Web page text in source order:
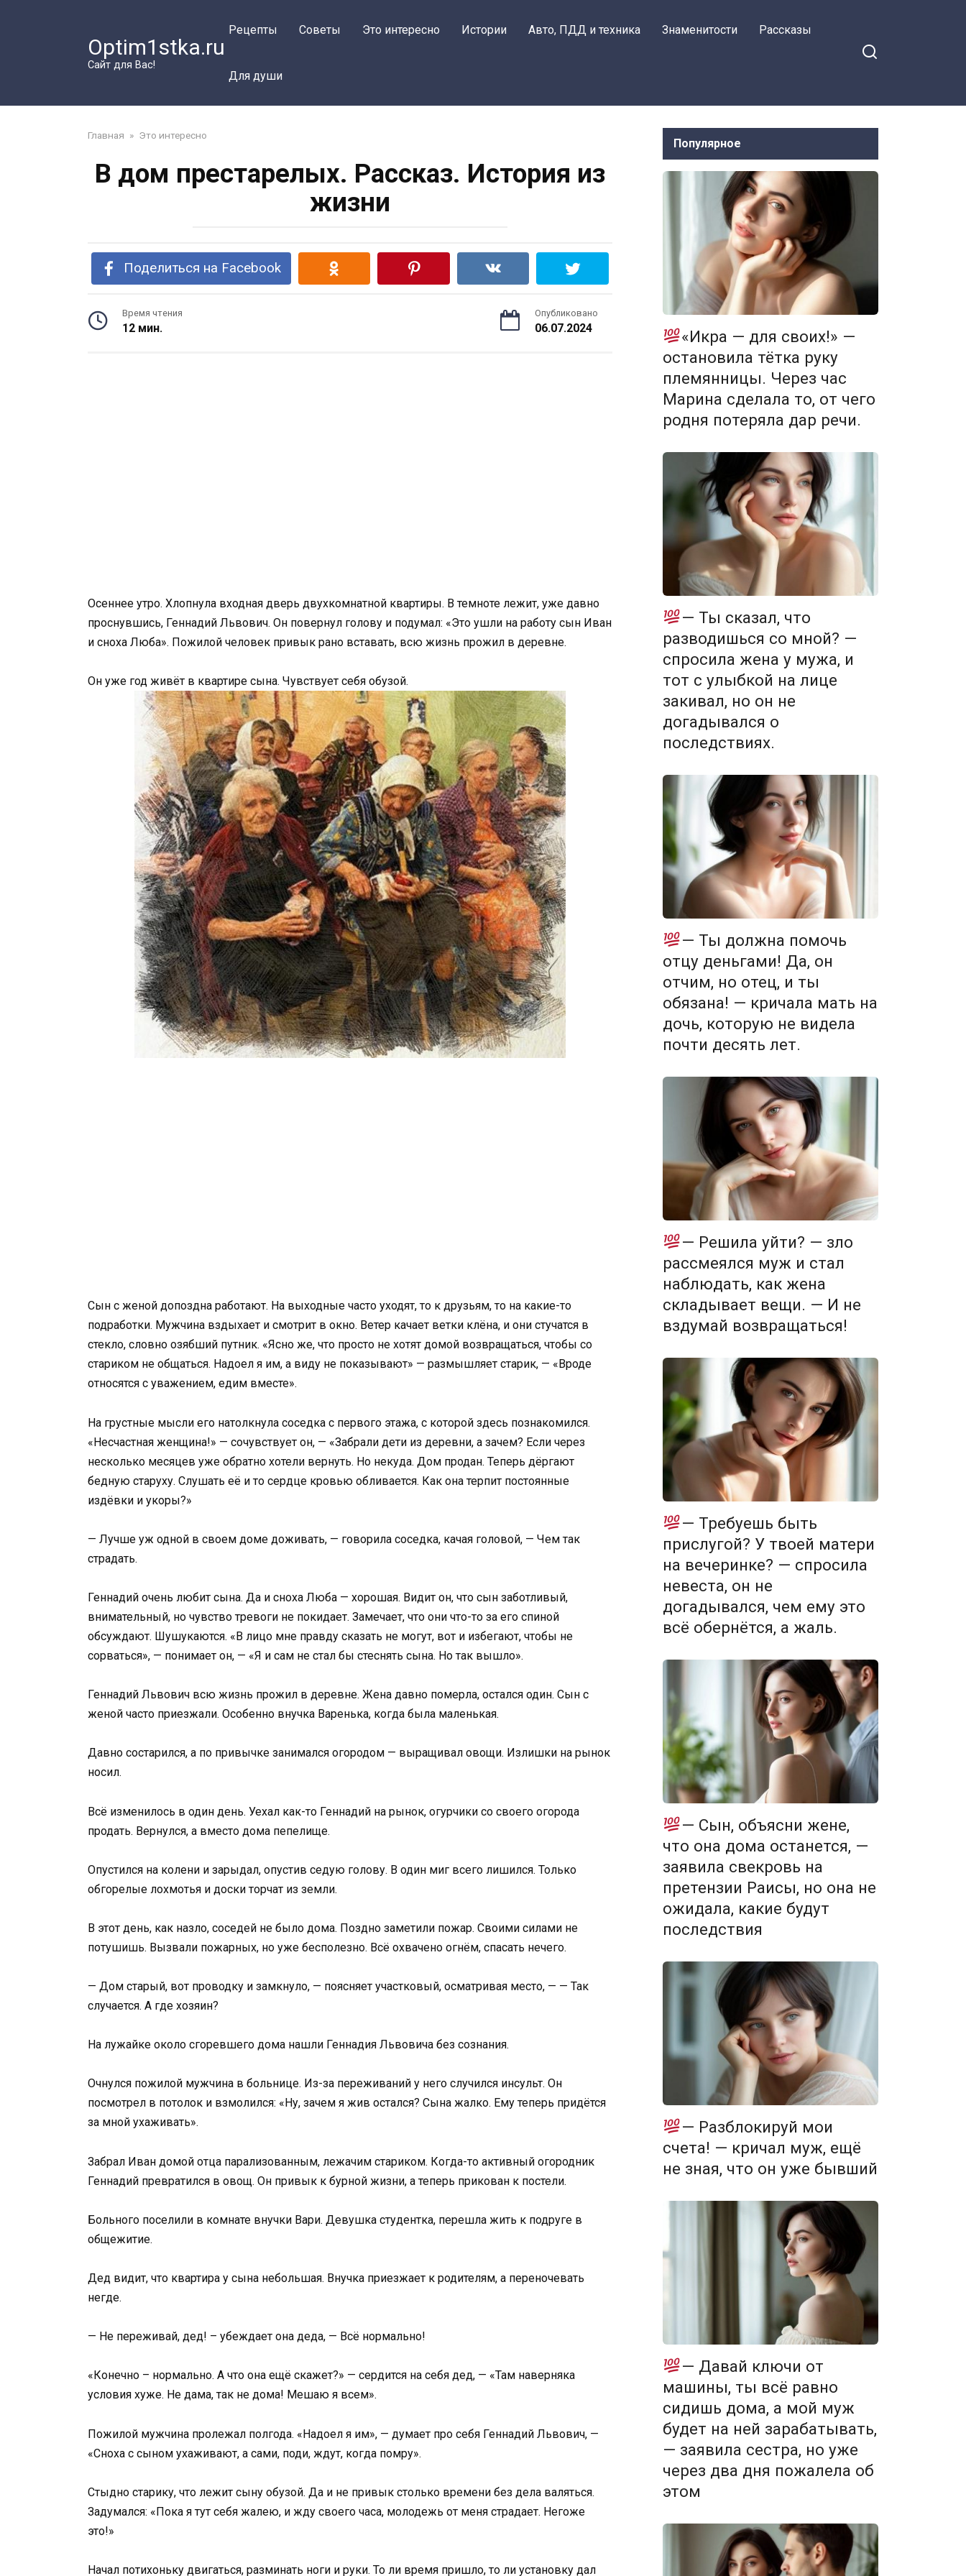
Optim1stka.ru
Сайт для Вас!
Рецепты Советы Это интересно Истории Авто, ПДД и техника Знаменитости Рассказы
Для души
Главная » Это интересно
В дом престарелых. Рассказ. История из
жизни
Поделиться на Facebook
Время чтения
12 мин.
Опубликовано
06.07.2024
Осеннее утро. Хлопнула входная дверь двухкомнатной квартиры. В темноте лежит, уже давно
проснувшись, Геннадий Львович. Он повернул голову и подумал: «Это ушли на работу сын Иван
и сноха Люба». Пожилой человек привык рано вставать, всю жизнь прожил в деревне.
Он уже год живёт в квартире сына. Чувствует себя обузой.
Сын с женой допоздна работают. На выходные часто уходят, то к друзьям, то на какие-то
подработки. Мужчина вздыхает и смотрит в окно. Ветер качает ветки клёна, и они стучатся в
стекло, словно озябший путник. «Ясно же, что просто не хотят домой возвращаться, чтобы со
стариком не общаться. Надоел я им, а виду не показывают» — размышляет старик, — «Вроде
относятся с уважением, едим вместе».
На грустные мысли его натолкнула соседка с первого этажа, с которой здесь познакомился.
«Несчастная женщина!» — сочувствует он, — «Забрали дети из деревни, а зачем? Если через
несколько месяцев уже обратно хотели вернуть. Но некуда. Дом продан. Теперь дёргают
бедную старуху. Слушать её и то сердце кровью обливается. Как она терпит постоянные
издёвки и укоры?»
— Лучше уж одной в своем доме доживать, — говорила соседка, качая головой, — Чем так
страдать.
Геннадий очень любит сына. Да и сноха Люба — хорошая. Видит он, что сын заботливый,
внимательный, но чувство тревоги не покидает. Замечает, что они что-то за его спиной
обсуждают. Шушукаются. «В лицо мне правду сказать не могут, вот и избегают, чтобы не
сорваться», — понимает он, — «Я и сам не стал бы стеснять сына. Но так вышло».
Геннадий Львович всю жизнь прожил в деревне. Жена давно померла, остался один. Сын с
женой часто приезжали. Особенно внучка Варенька, когда была маленькая.
Давно состарился, а по привычке занимался огородом — выращивал овощи. Излишки на рынок
носил.
Всё изменилось в один день. Уехал как-то Геннадий на рынок, огурчики со своего огорода
продать. Вернулся, а вместо дома пепелище.
Опустился на колени и зарыдал, опустив седую голову. В один миг всего лишился. Только
обгорелые лохмотья и доски торчат из земли.
В этот день, как назло, соседей не было дома. Поздно заметили пожар. Своими силами не
потушишь. Вызвали пожарных, но уже бесполезно. Всё охвачено огнём, спасать нечего.
— Дом старый, вот проводку и замкнуло, — поясняет участковый, осматривая место, — — Так
случается. А где хозяин?
На лужайке около сгоревшего дома нашли Геннадия Львовича без сознания.
Очнулся пожилой мужчина в больнице. Из-за переживаний у него случился инсульт. Он
посмотрел в потолок и взмолился: «Ну, зачем я жив остался? Сына жалко. Ему теперь придётся
за мной ухаживать».
Забрал Иван домой отца парализованным, лежачим стариком. Когда-то активный огородник
Геннадий превратился в овощ. Он привык к бурной жизни, а теперь прикован к постели.
Больного поселили в комнате внучки Вари. Девушка студентка, перешла жить к подруге в
общежитие.
Дед видит, что квартира у сына небольшая. Внучка приезжает к родителям, а переночевать
негде.
— Не переживай, дед! – убеждает она деда, — Всё нормально!
«Конечно – нормально. А что она ещё скажет?» — сердится на себя дед, — «Там наверняка
условия хуже. Не дама, так не дома! Мешаю я всем».
Пожилой мужчина пролежал полгода. «Надоел я им», — думает про себя Геннадий Львович, —
«Сноха с сыном ухаживают, а сами, поди, ждут, когда помру».
Стыдно старику, что лежит сыну обузой. Да и не привык столько времени без дела валяться.
Задумался: «Пока я тут себя жалею, и жду своего часа, молодежь от меня страдает. Негоже
это!»
Начал потихоньку двигаться, разминать ноги и руки. То ли время пришло, то ли установку дал
Популярное
«Икра — для своих!» —
остановила тётка руку
племянницы. Через час
Марина сделала то, от чего
родня потеряла дар речи.
— Ты сказал, что
разводишься со мной? —
спросила жена у мужа, и
тот с улыбкой на лице
закивал, но он не
догадывался о
последствиях.
— Ты должна помочь
отцу деньгами! Да, он
отчим, но отец, и ты
обязана! — кричала мать на
дочь, которую не видела
почти десять лет.
— Решила уйти? — зло
рассмеялся муж и стал
наблюдать, как жена
складывает вещи. — И не
вздумай возвращаться!
— Требуешь быть
прислугой? У твоей матери
на вечеринке? — спросила
невеста, он не
догадывался, чем ему это
всё обернётся, а жаль.
— Сын, объясни жене,
что она дома останется, —
заявила свекровь на
претензии Раисы, но она не
ожидала, какие будут
последствия
— Разблокируй мои
счета! — кричал муж, ещё
не зная, что он уже бывший
— Давай ключи от
машины, ты всё равно
сидишь дома, а мой муж
будет на ней зарабатывать,
— заявила сестра, но уже
через два дня пожалела об
этом